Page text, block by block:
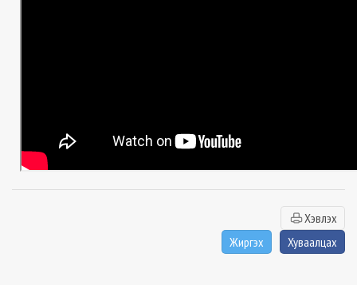
Хэвлэх
Жиргэх
Хуваалцах